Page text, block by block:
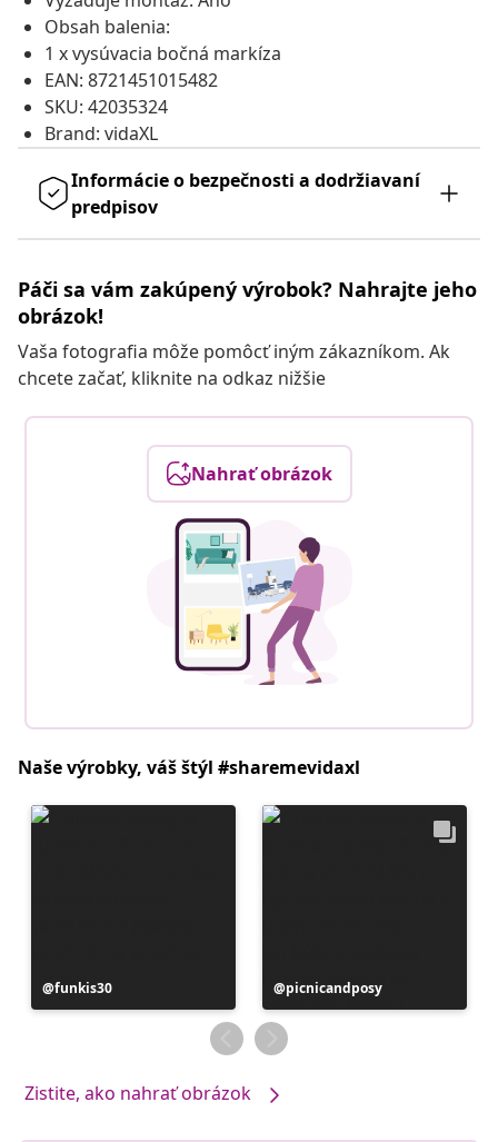
Obsah balenia:
1 x vysúvacia bočná markíza
EAN: 8721451015482
SKU: 42035324
Brand: vidaXL
Informácie o bezpečnosti a dodržiavaní
predpisov
Páči sa vám zakúpený výrobok? Nahrajte jeho
obrázok!
Vaša fotografia môže pomôcť iným zákazníkom. Ak
chcete začať, kliknite na odkaz nižšie
Nahrať obrázok
Naše výrobky, váš štýl #sharemevidaxl
Príspevok
zverejnil
funkis30
Príspevok
zverejnil
picnicandposy
Zistite, ako nahrať obrázok